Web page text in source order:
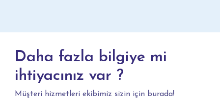
Daha fazla bilgiye mi
ihtiyacınız var ?
Müşteri hizmetleri ekibimiz sizin için burada!